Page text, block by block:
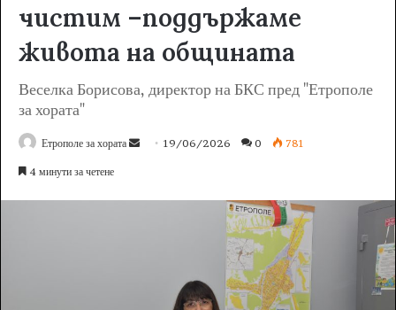
чистим –поддържаме
живота на общината
Веселка Борисова, директор на БКС пред "Етрополе
за хората"
Етрополе за хората 19/06/2026 0 781
4 минути за четене